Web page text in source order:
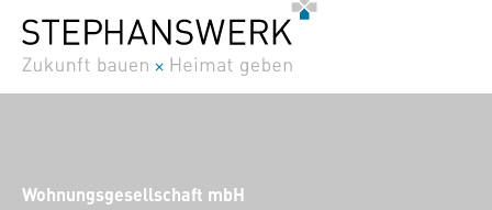
Wohnungsgesellschaft mbH